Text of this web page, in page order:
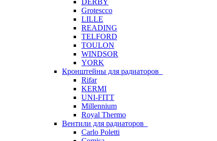
DERBY
Grotescco
LILLE
READING
TELFORD
TOULON
WINDSOR
YORK
Кронштейны для радиаторов
Rifar
KERMI
UNI-FITT
Millennium
Royal Thermo
Вентили для радиаторов
Carlo Poletti